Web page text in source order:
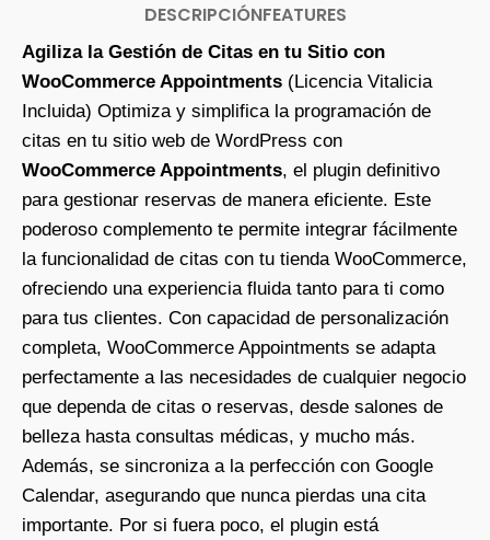
DESCRIPCIÓNFEATURES
Agiliza la Gestión de Citas en tu Sitio con
WooCommerce Appointments (Licencia Vitalicia
Incluida) Optimiza y simplifica la programación de
citas en tu sitio web de WordPress con
WooCommerce Appointments, el plugin definitivo
para gestionar reservas de manera eficiente. Este
poderoso complemento te permite integrar fácilmente
la funcionalidad de citas con tu tienda WooCommerce,
ofreciendo una experiencia fluida tanto para ti como
para tus clientes. Con capacidad de personalización
completa, WooCommerce Appointments se adapta
perfectamente a las necesidades de cualquier negocio
que dependa de citas o reservas, desde salones de
belleza hasta consultas médicas, y mucho más.
Además, se sincroniza a la perfección con Google
Calendar, asegurando que nunca pierdas una cita
importante. Por si fuera poco, el plugin está